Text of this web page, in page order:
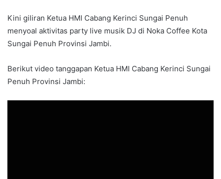
Kini giliran Ketua HMI Cabang Kerinci Sungai Penuh
menyoal aktivitas party live musik DJ di Noka Coffee Kota
Sungai Penuh Provinsi Jambi.
Berikut video tanggapan Ketua HMI Cabang Kerinci Sungai
Penuh Provinsi Jambi: